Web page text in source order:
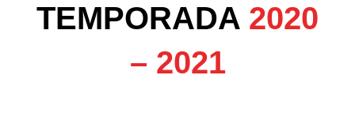
Fútbol Base
Primer Equipo
TEMPORADA 2020
– 2021